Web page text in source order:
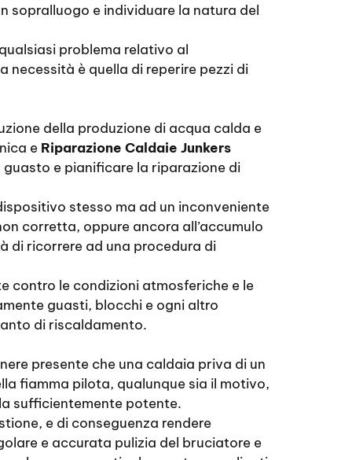
sopralluogo e individuare la natura del
problema relativo al
necessità è quella di reperire pezzi di
della produzione di acqua calda e
e Riparazione Caldaie Junkers
e pianificare la riparazione di
stesso ma ad un inconveniente
corretta, oppure ancora all’accumulo
di ricorrere ad una procedura di
contro le condizioni atmosferiche e le
guasti, blocchi e ogni altro
di riscaldamento.
presente che una caldaia priva di un
fiamma pilota, qualunque sia il motivo,
sufficientemente potente.
e di conseguenza rendere
e accurata pulizia del bruciatore e